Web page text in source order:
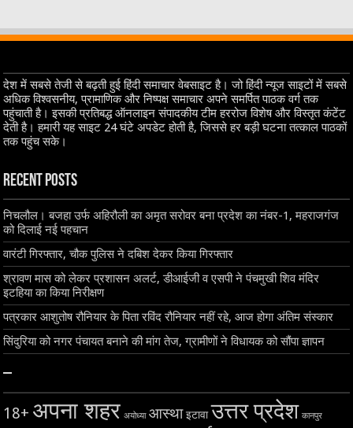
देश में सबसे तेजी से बढ़ती हुई हिंदी समाचार वेबसाइट है। जो हिंदी न्यूज साइटों में सबसे
अधिक विश्वसनीय, प्रामाणिक और निष्पक्ष समाचार अपने समर्पित पाठक वर्ग तक
पहुंचाती है। इसकी प्रतिबद्ध ऑनलाइन संपादकीय टीम हररोज विशेष और विस्तृत कंटेंट
देती है। हमारी यह साइट 24 घंटे अपडेट होती है, जिससे हर बड़ी घटना तत्काल पाठकों
तक पहुंच सके।
Recent Posts
निचलौल। बजहा उर्फ अहिरौली का अमृत सरोवर बना प्रदेश का नंबर-1, महराजगंज
को दिलाई नई पहचान
वारंटी गिरफ्तार, चौक पुलिस ने दबिश देकर किया गिरफ्तार
श्रावण मास को लेकर प्रशासन अलर्ट, डीआईजी व एसपी ने पंचमुखी शिव मंदिर
इटहिया का किया निरीक्षण
पत्रकार आशुतोष रौनियार के पिता रविंद रौनियार नहीं रहे, आज होगा अंतिम संस्कार
सिंदुरिया को नगर पंचायत बनाने की मांग तेज, ग्रामीणों ने विधायक को सौंपा ज्ञापन
–
18+ अपना शहर अयोध्या आस्था इटावा उत्तर प्रदेश कानपुर